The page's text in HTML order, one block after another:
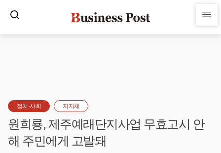
정치·사회 지자체
원희룡, 제주예래단지사업 무효고시 안
해 주민에게 고발돼